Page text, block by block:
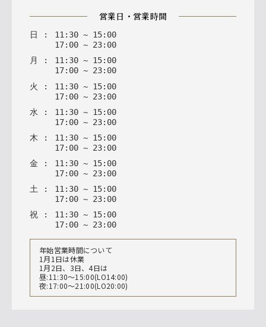
営業日・営業時間
日 : 11: 30 ~ 15: 00
17: 00 ~ 23: 00
月
: 11: 30 ~ 15: 00
17: 00 ~ 23: 00
火
: 11 : 30 ~ 15: 00
17: 00 ~ 23: 00
水 : 11 : 30 ~ 15: 00
17: 00 ~ 23: 00
木 : 11 : 30 ~ 15: 00
17: 00 ~ 23: 00
金 : 11 : 30 ~ 15: 00
17: 00 ~ 23: 00
土 : 11 : 30 ~ 15: 00
17: 00 ~ 23: 00
祝 : 11: 30 ~ 15: 00
17: 00 ~ 23: 00
年始営業時間について
1月1日は休業
1月2日、3日、4日は
昼:11:30〜15:00(LO14:00)
夜:17:00〜21:00(LO20:00)